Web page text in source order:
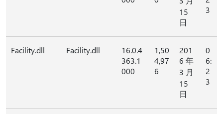
15
日
3
Facility.dll Facility.dll
16.0.4
363.1
000
1,50
4,97
6
201
6 年
3 月
15
日
0
6:
2
3